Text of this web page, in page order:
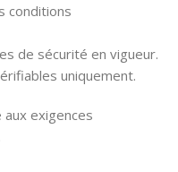
conditions
de sécurité en vigueur.
uniquement.
exigences